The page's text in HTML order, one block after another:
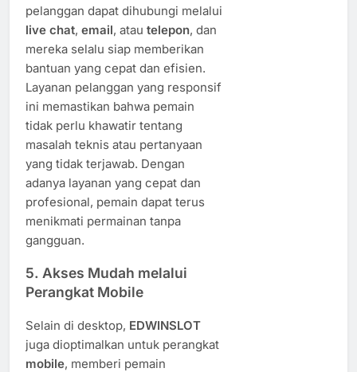
pelanggan dapat dihubungi melalui
live chat, email, atau telepon, dan
mereka selalu siap memberikan
bantuan yang cepat dan efisien.
Layanan pelanggan yang responsif
ini memastikan bahwa pemain
tidak perlu khawatir tentang
masalah teknis atau pertanyaan
yang tidak terjawab. Dengan
adanya layanan yang cepat dan
profesional, pemain dapat terus
menikmati permainan tanpa
gangguan.
5. Akses Mudah melalui
Perangkat Mobile
Selain di desktop, EDWINSLOT
juga dioptimalkan untuk perangkat
mobile, memberi pemain